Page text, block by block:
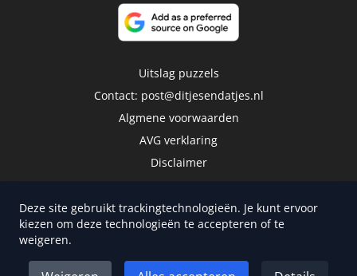
Uitslag puzzels
Contact: post@ditjesendatjes.nl
Algmene voorwaarden
AVG verklaring
Disclaimer
Deze site gebruikt trackingtechnologieën. Je kunt ervoor
kiezen om deze technologieën te accepteren of te
weigeren.